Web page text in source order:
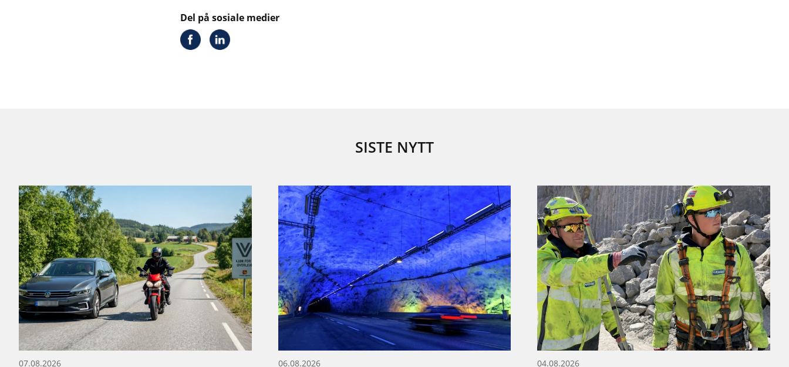
Del på sosiale medier
SISTE NYTT
07.08.2026 06.08.2026 04.08.2026